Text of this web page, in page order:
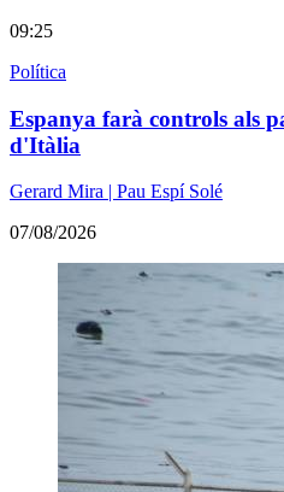
09:25
Política
Espanya farà controls als
d'Itàlia
Gerard Mira | Pau Espí Solé
07/08/2026